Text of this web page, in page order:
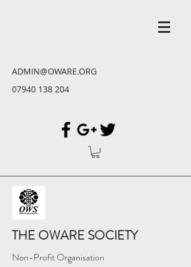
ADMIN@OWARE.ORG
07940 138 204
THE OWARE SOCIETY
Non-Profit Organisation